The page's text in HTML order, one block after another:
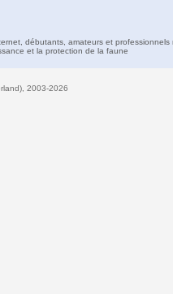
débutants, amateurs et professionnels
et la protection de la faune
2003-2026